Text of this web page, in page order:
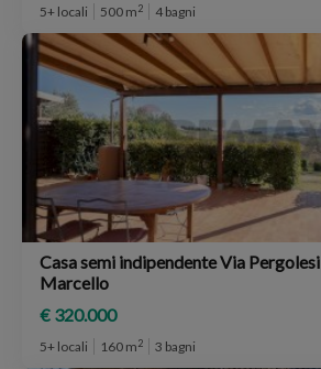
5+ locali 500 m2 4 bagni
Casa semi indipendente Via Pergolesi 7/B, San
Marcello
€ 320.000
5+ locali 160 m2 3 bagni